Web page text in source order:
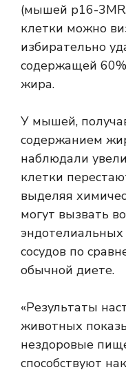
(мышей p16-
клетки можно
избирательно
содержащей
жира.
У мышей,
содержанием
наблюдали
клетки
выделяя
могут вызвать
сосудов по
обычной диете.
«Результаты
животных
нездоровые
способствуют